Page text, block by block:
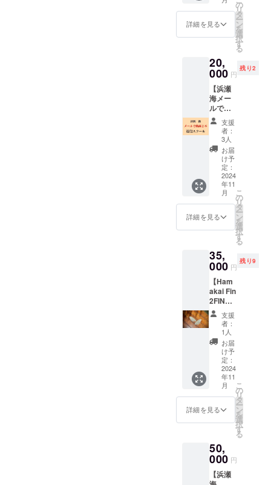
上ご購
入をお
願い致
真はイ
メージ
です。
環境に
よって
異なり
ますの
でご注
意下さ
い。 ご
購入後
の返品
やサイ
ズの変
更不
可。ご
理解の
上ご購
入をお
願い致
Hamak
aifinと
Billabo
ngがコ
ラボし
ジナルT
シャツ
を提供
しま
す。 ・
サイズ
展開：
XL ・カ
ラー展
開：
白 ロ
ゴ黒 ※
送料込
み。写
真はイ
メージ
です。
環境に
よって
異なり
ますの
でご注
意下さ
い。 ご
購入後
の返品
やサイ
ズの変
更不
可。ご
理解の
上ご購
入をお
願い致
詳細を見る
の
リ
タ
ー
ン
を
選
択
す
る
20,
000 円
残り2
【浜瀬
海メー
ルで動
画２本
返信ス
クー
ル】 動
画を
メール
で2本
送って
頂き、
その動
画につ
いて
メール
でアド
バイス
させて
頂きま
す。 返
信は1回
のみと
なりま
す。 的
確なア
ドバイ
スをさ
せて頂
きま
す！
支援
者：
3人
お届
け予
定：
2024
年11
月
詳細を見る
こ
の
リ
タ
ー
ン
を
選
択
す
る
35,
000 円
残り9
【Ham
akai Fin
2FIN】
10枚限
定 追
加で登
場！
Model:
Speed
master
その名
の通
り、ス
ピード
がめっ
ちゃく
く、コ
ント
ロール
性能抜
支援
者：
1人
お届
け予
定：
2024
年11
月
詳細を見る
こ
の
リ
タ
ー
ン
を
選
択
す
る
50,
000 円
【浜瀬